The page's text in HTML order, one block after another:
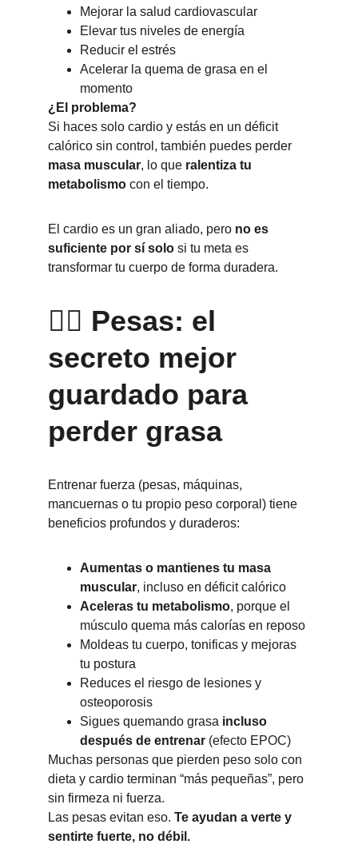
Mejorar la salud cardiovascular
Elevar tus niveles de energía
Reducir el estrés
Acelerar la quema de grasa en el
momento
¿El problema?
Si haces solo cardio y estás en un déficit
calórico sin control, también puedes perder
masa muscular, lo que ralentiza tu
metabolismo con el tiempo.
El cardio es un gran aliado, pero no es
suficiente por sí solo si tu meta es
transformar tu cuerpo de forma duradera.
🏋️‍♂️ Pesas: el
secreto mejor
guardado para
perder grasa
Entrenar fuerza (pesas, máquinas,
mancuernas o tu propio peso corporal) tiene
beneficios profundos y duraderos:
Aumentas o mantienes tu masa
muscular, incluso en déficit calórico
Aceleras tu metabolismo, porque el
músculo quema más calorías en reposo
Moldeas tu cuerpo, tonificas y mejoras
tu postura
Reduces el riesgo de lesiones y
osteoporosis
Sigues quemando grasa incluso
después de entrenar (efecto EPOC)
Muchas personas que pierden peso solo con
dieta y cardio terminan “más pequeñas”, pero
sin firmeza ni fuerza.
Las pesas evitan eso. Te ayudan a verte y
sentirte fuerte, no débil.